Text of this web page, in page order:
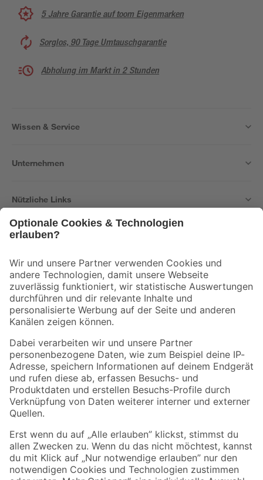
5 Jahre Garantie auf toom Eigenmarken
Sorglos, 90 Tage Umtauschgarantie
Abholung im Markt in 2 Stunden
Wissen & Service
Unternehmen
Nützliche Links
Der toom Newsletter: Keine Angebote und Aktionen mehr verpassen!
Zur Newsletter Anmeldung
Folge uns
Zahlungsarten Versandarten
Sicher einkaufen
Jetzt die toom-App herunterladen